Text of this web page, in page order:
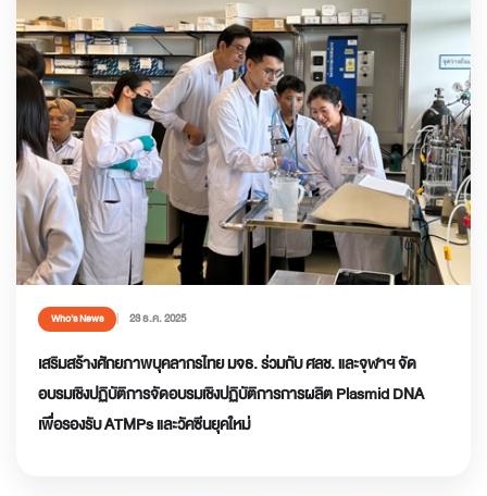
Who’s News 23 ธ.ค. 2025
เสริมสร้างศักยภาพบุคลากรไทย มจธ. ร่วมกับ ศลช. และจุฬาฯ จัด
อบรมเชิงปฏิบัติการจัดอบรมเชิงปฏิบัติการการผลิต Plasmid DNA
เพื่อรองรับ ATMPs และวัคซีนยุคใหม่